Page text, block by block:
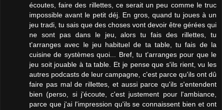
écoutes, faire des rillettes, ce serait un peu comme le truc
impossible avant le petit déj. En gros, quand tu joues à un
jeu tradi, tu sais que des choses vont devoir être gérées qui
ne sont pas dans le jeu, alors tu fais des rillettes, tu
t'arranges avec le jeu habituel de ta table, tu fais de la
cuisine de systèmes quoi... Bref, tu t'arranges pour que le
jeu soit jouable à ta table. Et je pense que s'ils rient, vu les
autres podcasts de leur campagne, c'est parce qu'ils ont dû
faire pas mal de rillettes, et aussi parce qu'ils s'entendent
bien (perso, si j'écoute, c'est justement pour l'ambiance,
parce que j'ai l'impression qu'ils se connaissent bien et ont